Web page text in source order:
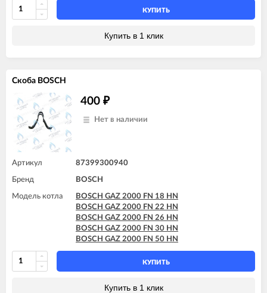
КУПИТЬ
Купить в 1 клик
Скоба BOSCH
400 ₽
Нет в наличии
Артикул 87399300940
Бренд BOSCH
Модель котла
BOSCH GAZ 2000 FN 18 HN
BOSCH GAZ 2000 FN 22 HN
BOSCH GAZ 2000 FN 26 HN
BOSCH GAZ 2000 FN 30 HN
BOSCH GAZ 2000 FN 50 HN
КУПИТЬ
Купить в 1 клик